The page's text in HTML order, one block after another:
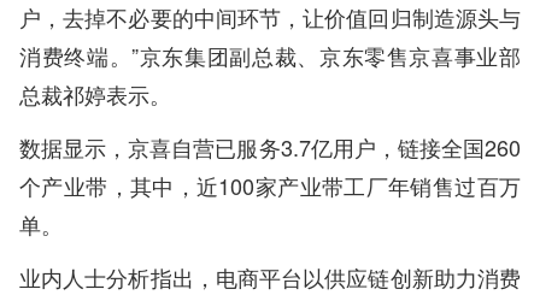
户，去掉不必要的中间环节，让价值回归制造源头与
消费终端。”京东集团副总裁、京东零售京喜事业部
总裁祁婷表示。
数据显示，京喜自营已服务3.7亿用户，链接全国260
个产业带，其中，近100家产业带工厂年销售过百万
单。
业内人士分析指出，电商平台以供应链创新助力消费